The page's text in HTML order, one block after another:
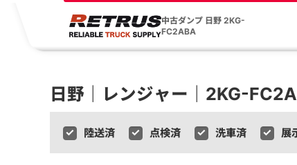
中古ダンプ 日野 2KG-
FC2ABA
日野｜レンジャー｜2KG-
陸送済 点検済 洗車済 展